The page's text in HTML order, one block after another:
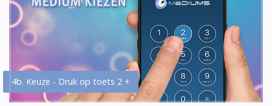
4b. Keuze - Druk op toets 2 +